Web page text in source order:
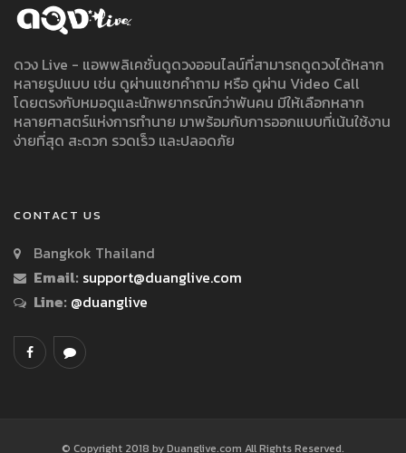
ดวง Live - แอพพลิเคชั่นดูดวงออนไลน์ที่สามารถดูดวงได้หลาก
หลายรูปแบบ เช่น ดูผ่านแชทคำถาม หรือ ดูผ่าน Video Call
โดยตรงกับหมอดูและนักพยากรณ์กว่าพันคน มีให้เลือกหลาก
หลายศาสตร์แห่งการทำนาย มาพร้อมกับการออกแบบที่เน้นใช้งาน
ง่ายที่สุด สะดวก รวดเร็ว และปลอดภัย
CONTACT US
Bangkok Thailand
Email: support@duanglive.com
Line: @duanglive
© Copyright 2018 by Duanglive.com All Rights Reserved.